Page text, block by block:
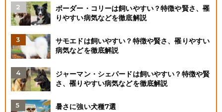
ボーダー・コリーは飼いやすい？特徴や賢さ、罹
りやすい病気などを徹底解説
サモエドは飼いやすい？特徴や賢さ、罹りやすい
病気などを徹底解説
ジャーマン・シェパードは飼いやすい？特徴や賢
さ、罹りやすい病気などを徹底解説
暑さに強い犬種7選